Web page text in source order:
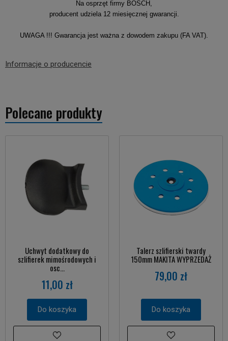
Na osprzęt firmy BOSCH,
producent udziela 12 miesięcznej gwarancji.
UWAGA !!! Gwarancja jest ważna z dowodem zakupu (FA VAT).
Informacje o producencie
Polecane produkty
Uchwyt dodatkowy do
szlifierek mimośrodowych i
osc...
11,00 zł
Do koszyka
Talerz szlifierski twardy
150mm MAKITA WYPRZEDAŻ
79,00 zł
Do koszyka